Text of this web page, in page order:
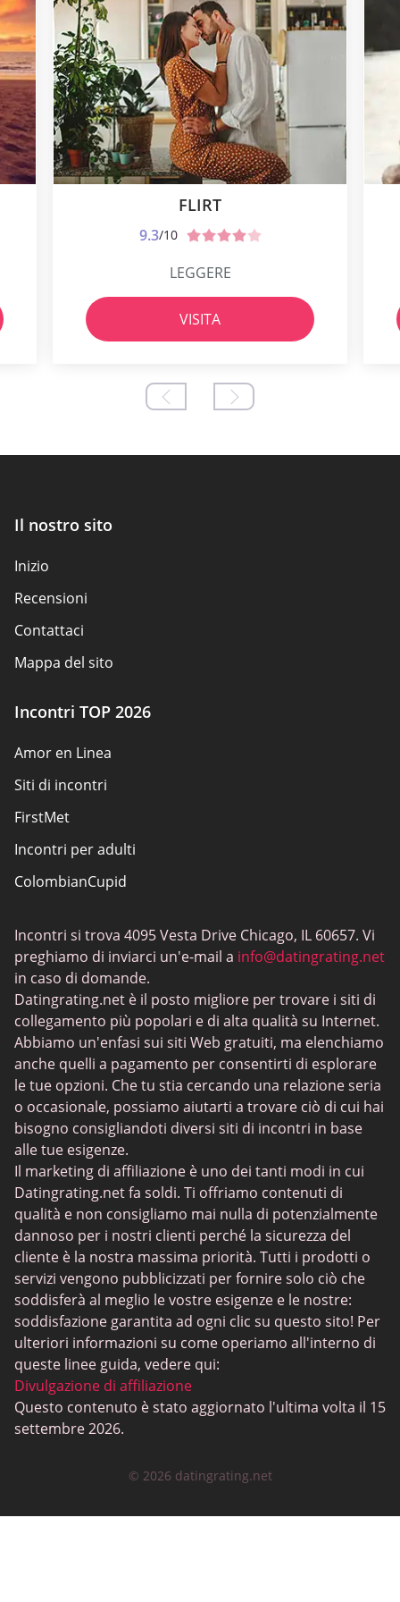
FLIRT
9.3/10
LEGGERE
VISITA
Il nostro sito
Inizio
Recensioni
Contattaci
Mappa del sito
Incontri TOP 2026
Amor en Linea
Siti di incontri
FirstMet
Incontri per adulti
ColombianCupid
MeetMindful
Incontri BDSM
BBPeopleMeet
Siti Sugar Daddy
JPeopleMeet
Incontri trans
Siti di incontri per anziani - Scelta di piattaforme con
interfacce semplici
MyLOL
Incontri gay
Incontri lesbici
Siti di incontri neri
SugarDaddyMeet
LatinAmericanCupid
CatholicMatch
Incontri si trova 4095 Vesta Drive Chicago, IL 60657. Vi
preghiamo di inviarci un'e-mail a info@datingrating.net
in caso di domande.
Datingrating.net è il posto migliore per trovare i siti di
collegamento più popolari e di alta qualità su Internet.
Abbiamo un'enfasi sui siti Web gratuiti, ma elenchiamo
anche quelli a pagamento per consentirti di esplorare
le tue opzioni. Che tu stia cercando una relazione seria
o occasionale, possiamo aiutarti a trovare ciò di cui hai
bisogno consigliandoti diversi siti di incontri in base
alle tue esigenze.
Il marketing di affiliazione è uno dei tanti modi in cui
Datingrating.net fa soldi. Ti offriamo contenuti di
qualità e non consigliamo mai nulla di potenzialmente
dannoso per i nostri clienti perché la sicurezza del
cliente è la nostra massima priorità. Tutti i prodotti o
servizi vengono pubblicizzati per fornire solo ciò che
soddisferà al meglio le vostre esigenze e le nostre:
soddisfazione garantita ad ogni clic su questo sito! Per
ulteriori informazioni su come operiamo all'interno di
queste linee guida, vedere qui:
Divulgazione di affiliazione
Questo contenuto è stato aggiornato l'ultima volta il 15
settembre 2026.
© 2026 datingrating.net